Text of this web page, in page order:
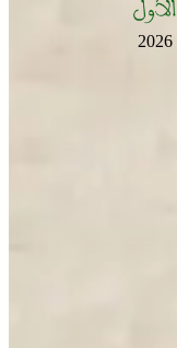
وتعليق الاشتغال